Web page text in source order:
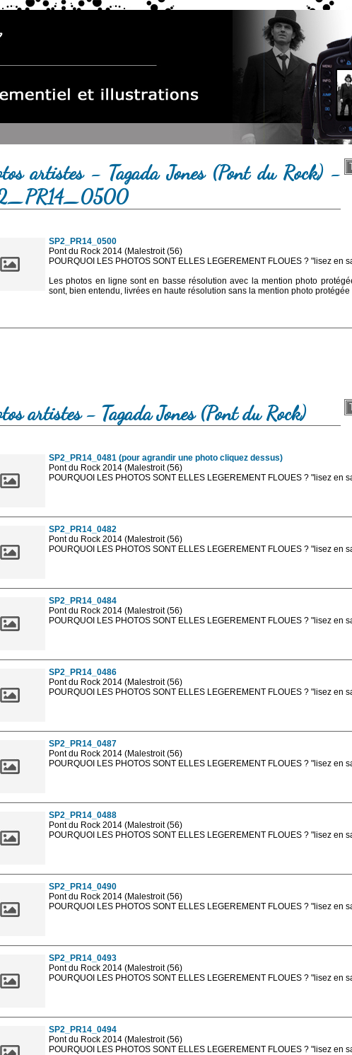
artistes - Tagada Jones (Pont du Rock) -
SP2_PR14_0500
Pont du Rock 2014 (Malestroit (56)
POURQUOI LES PHOTOS SONT ELLES LEGEREMENT FLOUES ? "lisez en
Les photos en ligne sont en basse résolution avec la mention photo
sont, bien entendu, livrées en haute résolution sans la mention photo protégée
artistes - Tagada Jones (Pont du Rock)
SP2_PR14_0481 (pour agrandir une photo cliquez dessus)
Pont du Rock 2014 (Malestroit (56)
POURQUOI LES PHOTOS SONT ELLES LEGEREMENT FLOUES ? "lisez en
SP2_PR14_0482
Pont du Rock 2014 (Malestroit (56)
POURQUOI LES PHOTOS SONT ELLES LEGEREMENT FLOUES ? "lisez en
SP2_PR14_0484
Pont du Rock 2014 (Malestroit (56)
POURQUOI LES PHOTOS SONT ELLES LEGEREMENT FLOUES ? "lisez en
SP2_PR14_0486
Pont du Rock 2014 (Malestroit (56)
POURQUOI LES PHOTOS SONT ELLES LEGEREMENT FLOUES ? "lisez en
SP2_PR14_0487
Pont du Rock 2014 (Malestroit (56)
POURQUOI LES PHOTOS SONT ELLES LEGEREMENT FLOUES ? "lisez en
SP2_PR14_0488
Pont du Rock 2014 (Malestroit (56)
POURQUOI LES PHOTOS SONT ELLES LEGEREMENT FLOUES ? "lisez en
SP2_PR14_0490
Pont du Rock 2014 (Malestroit (56)
POURQUOI LES PHOTOS SONT ELLES LEGEREMENT FLOUES ? "lisez en
SP2_PR14_0493
Pont du Rock 2014 (Malestroit (56)
POURQUOI LES PHOTOS SONT ELLES LEGEREMENT FLOUES ? "lisez en
SP2_PR14_0494
Pont du Rock 2014 (Malestroit (56)
POURQUOI LES PHOTOS SONT ELLES LEGEREMENT FLOUES ? "lisez en